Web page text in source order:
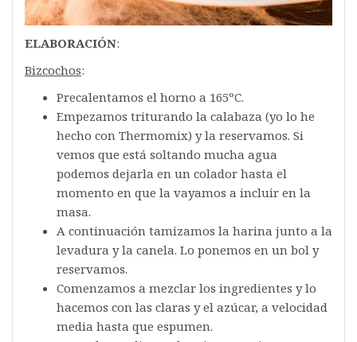
ELABORACIÓN:
Bizcochos:
Precalentamos el horno a 165ºC.
Empezamos triturando la calabaza (yo lo he
hecho con Thermomix) y la reservamos. Si
vemos que está soltando mucha agua
podemos dejarla en un colador hasta el
momento en que la vayamos a incluir en la
masa.
A continuación tamizamos la harina junto a la
levadura y la canela. Lo ponemos en un bol y
reservamos.
Comenzamos a mezclar los ingredientes y lo
hacemos con las claras y el azúcar, a velocidad
media hasta que espumen.